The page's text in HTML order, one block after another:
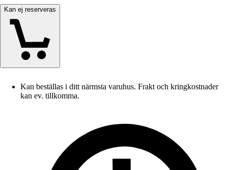
Kan ej reserveras
Kan beställas i ditt närmsta varuhus. Frakt och kringkostnader
kan ev. tillkomma.